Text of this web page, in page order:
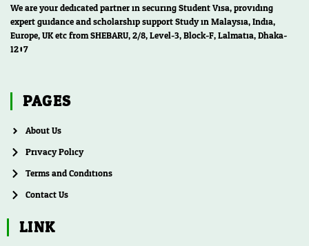
We are your dedicated partner in securing Student Visa, providing
expert guidance and scholarship support Study in Malaysia, India,
Europe, UK etc from SHEBARU, 2/8, Level-3, Block-F, Lalmatia, Dhaka-
1207
PAGES
About Us
Privacy Policy
Terms and Conditions
Contact Us
LINK